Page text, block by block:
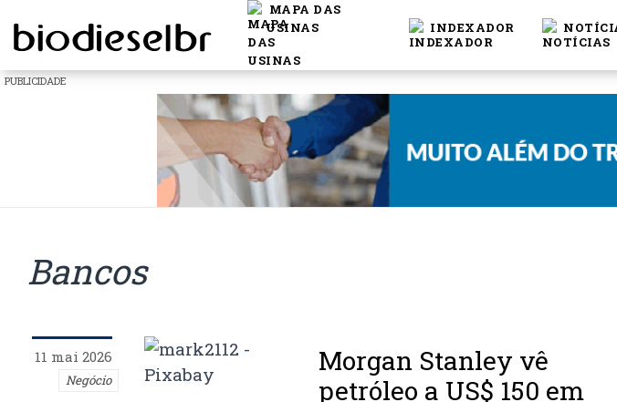
MAPA DAS
USINAS
INDEXADOR
PUBLICIDADE
Bancos
11 mai 2026
Negócio
Morgan Stanley vê
petróleo a US$ 150 em